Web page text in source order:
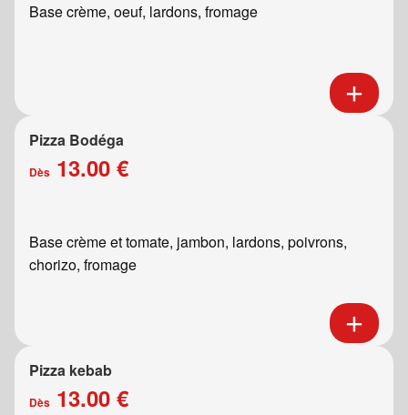
Base crème, oeuf, lardons, fromage
Pizza Bodéga
Dès 13.00 €
Base crème et tomate, jambon, lardons, poivrons,
chorizo, fromage
Pizza kebab
Dès 13.00 €